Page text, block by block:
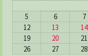
5
6 7
12
13 14
19
20 21
26
27 28